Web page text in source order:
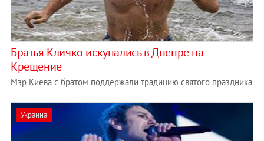
Братья Кличко искупались в Днепре на
Крещение
Мэр Киева с братом поддержали традицию святого праздника
Украина